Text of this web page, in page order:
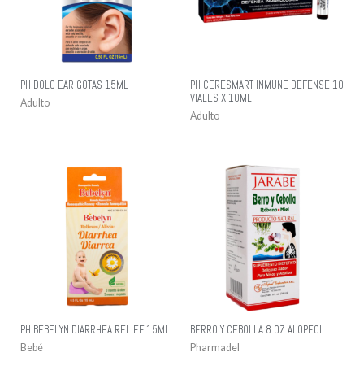
PH DOLO EAR GOTAS 15ML
Adulto
PH CERESMART INMUNE DEFENSE 10
VIALES X 10ML
Adulto
PH BEBELYN DIARRHEA RELIEF 15ML
Bebé
BERRO Y CEBOLLA 8 OZ.ALOPECIL
Pharmadel